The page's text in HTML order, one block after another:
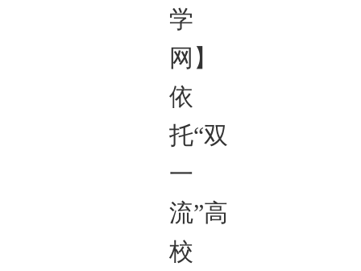
学
网】
依
托“双
一
流”高
校